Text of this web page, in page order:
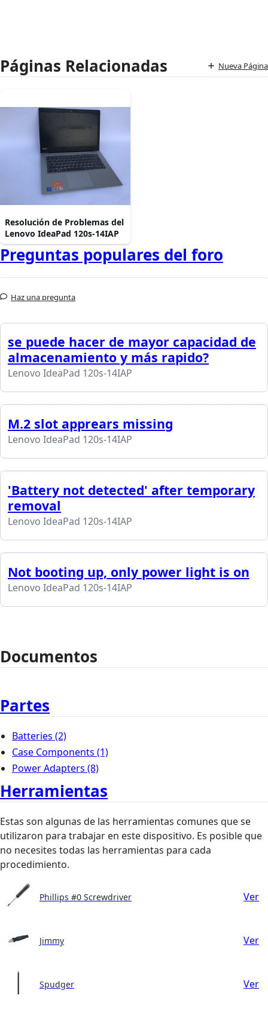
Páginas Relacionadas Nueva Página
Resolución de Problemas del
Lenovo IdeaPad 120s-14IAP
Preguntas populares del foro
Haz una pregunta
se puede hacer de mayor capacidad de
almacenamiento y más rapido?
Lenovo IdeaPad 120s-14IAP
M.2 slot apprears missing
Lenovo IdeaPad 120s-14IAP
'Battery not detected' after temporary
removal
Lenovo IdeaPad 120s-14IAP
Not booting up, only power light is on
Lenovo IdeaPad 120s-14IAP
Documentos
Partes
Batteries (2)
Case Components (1)
Power Adapters (8)
Herramientas
Estas son algunas de las herramientas comunes que se
utilizaron para trabajar en este dispositivo. Es posible que
no necesites todas las herramientas para cada
procedimiento.
Phillips #0 Screwdriver Ver
Jimmy Ver
Spudger Ver